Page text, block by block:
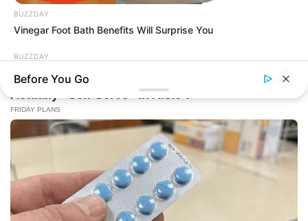
BUZZDAY
Vinegar Foot Bath Benefits Will Surprise You
BUZZDAY
Wedding Photo Goes Viral After Groom's Pants Rip!
Before You Go